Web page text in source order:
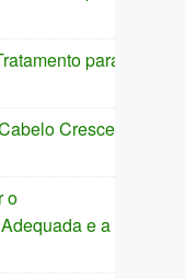
para
Crescer
o
e a